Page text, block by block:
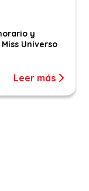
y
Universo
Leer más